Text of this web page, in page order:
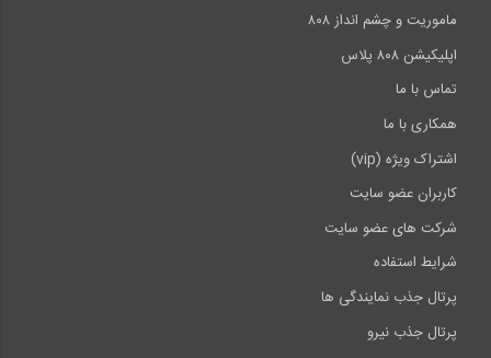
ماموریت و چشم انداز ۸۰۸
اپلیکیشن ۸۰۸ پلاس
تماس با ما
همکاری با ما
اشتراک ویژه (vip)
کاربران عضو سایت
شرکت های عضو سایت
شرایط استفاده
پرتال جذب نمایندگی ها
پرتال جذب نیرو